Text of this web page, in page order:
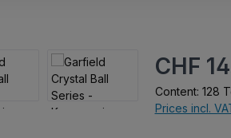
Regular price:
CHF
Content: 128
Prices incl.